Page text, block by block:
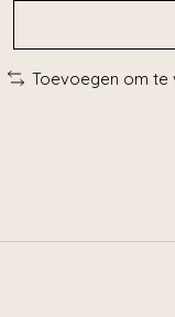
Toevoegen om te